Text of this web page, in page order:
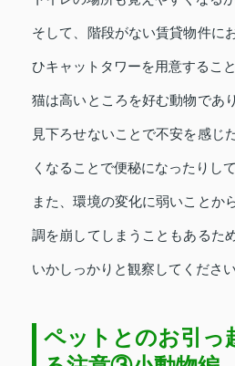
そして、階段がない賃貸物件に
ひキャットタワーを用意するこ
猫は高いところを好む動物であ
見下ろせないことで不安を感じ
くなることで便秘になったりし
また、環境の変化に弱いことか
調を崩してしまうこともあるた
いかしっかりと観察してください
ペットとのお引っ